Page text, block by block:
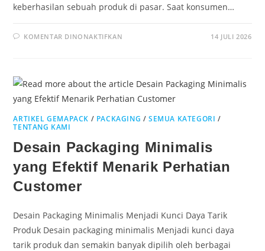
keberhasilan sebuah produk di pasar. Saat konsumen…
KOMENTAR DINONAKTIFKAN 14 JULI 2026
ARTIKEL GEMAPACK / PACKAGING /SEMUA KATEGORI /
TENTANG KAMI
Desain Packaging Minimalis
yang Efektif Menarik Perhatian
Customer
Desain Packaging Minimalis Menjadi Kunci Daya Tarik
Produk Desain packaging minimalis Menjadi kunci daya
tarik produk dan semakin banyak dipilih oleh berbagai